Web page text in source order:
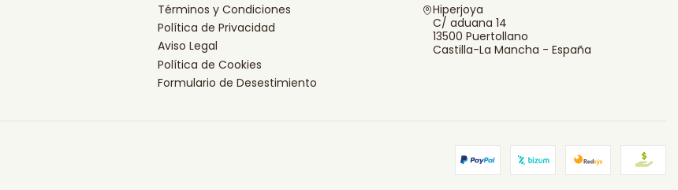
Términos y Condiciones
Política de Privacidad
Aviso Legal
Política de Cookies
Formulario de Desestimiento
Hiperjoya
C/ aduana 14
13500 Puertollano
Castilla-La Mancha - España